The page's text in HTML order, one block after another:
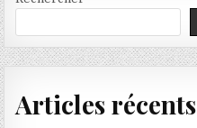
Articles récents